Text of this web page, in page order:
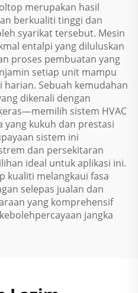
merupakan hasil
berkualiti tinggi dan
syarikat tersebut. Mesin
entalpi yang diluluskan
proses pembuatan yang
setiap unit mampu
Sebuah kemudahan
dikenali dengan
sistem HVAC
kukuh dan prestasi
sistem ini
dan persekitaran
ideal untuk aplikasi ini.
kualiti melangkaui fasa
selepas jualan dan
yang komprehensif
jangka